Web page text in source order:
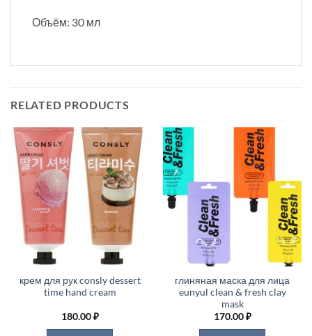
Объём: 30 мл
RELATED PRODUCTS
крем для рук consly dessert
time hand cream
180.00₽
глиняная маска для лица
eunyul clean & fresh clay
mask
170.00₽